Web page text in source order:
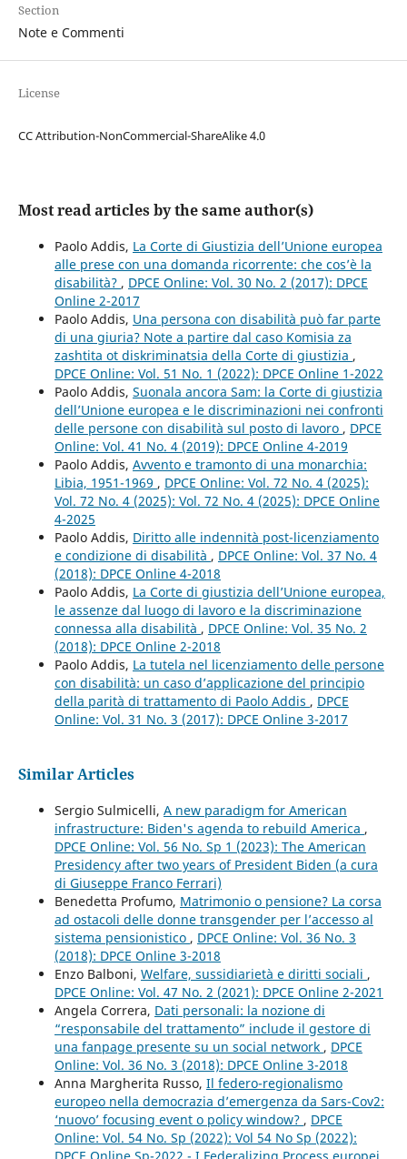
Section
Note e Commenti
License
CC Attribution-NonCommercial-ShareAlike 4.0
Most read articles by the same author(s)
Paolo Addis, La Corte di Giustizia dell’Unione europea
alle prese con una domanda ricorrente: che cos’è la
disabilità? , DPCE Online: Vol. 30 No. 2 (2017): DPCE
Online 2-2017
Paolo Addis, Una persona con disabilità può far parte
di una giuria? Note a partire dal caso Komisia za
zashtita ot diskriminatsia della Corte di giustizia ,
DPCE Online: Vol. 51 No. 1 (2022): DPCE Online 1-2022
Paolo Addis, Suonala ancora Sam: la Corte di giustizia
dell’Unione europea e le discriminazioni nei confronti
delle persone con disabilità sul posto di lavoro , DPCE
Online: Vol. 41 No. 4 (2019): DPCE Online 4-2019
Paolo Addis, Avvento e tramonto di una monarchia:
Libia, 1951-1969 , DPCE Online: Vol. 72 No. 4 (2025):
Vol. 72 No. 4 (2025): Vol. 72 No. 4 (2025): DPCE Online
4-2025
Paolo Addis, Diritto alle indennità post-licenziamento
e condizione di disabilità , DPCE Online: Vol. 37 No. 4
(2018): DPCE Online 4-2018
Paolo Addis, La Corte di giustizia dell’Unione europea,
le assenze dal luogo di lavoro e la discriminazione
connessa alla disabilità , DPCE Online: Vol. 35 No. 2
(2018): DPCE Online 2-2018
Paolo Addis, La tutela nel licenziamento delle persone
con disabilità: un caso d’applicazione del principio
della parità di trattamento di Paolo Addis , DPCE
Online: Vol. 31 No. 3 (2017): DPCE Online 3-2017
Similar Articles
Sergio Sulmicelli, A new paradigm for American
infrastructure: Biden's agenda to rebuild America ,
DPCE Online: Vol. 56 No. Sp 1 (2023): The American
Presidency after two years of President Biden (a cura
di Giuseppe Franco Ferrari)
Benedetta Profumo, Matrimonio o pensione? La corsa
ad ostacoli delle donne transgender per l’accesso al
sistema pensionistico , DPCE Online: Vol. 36 No. 3
(2018): DPCE Online 3-2018
Enzo Balboni, Welfare, sussidiarietà e diritti sociali ,
DPCE Online: Vol. 47 No. 2 (2021): DPCE Online 2-2021
Angela Correra, Dati personali: la nozione di
“responsabile del trattamento” include il gestore di
una fanpage presente su un social network , DPCE
Online: Vol. 36 No. 3 (2018): DPCE Online 3-2018
Anna Margherita Russo, Il federo-regionalismo
europeo nella democrazia d’emergenza da Sars-Cov2:
‘nuovo’ focusing event o policy window? , DPCE
Online: Vol. 54 No. Sp (2022): Vol 54 No Sp (2022):